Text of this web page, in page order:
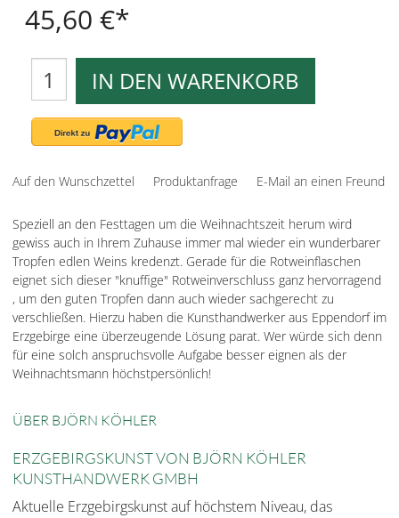
45,60 €
IN DEN WARENKORB
Auf den Wunschzettel Produktanfrage E-Mail an einen Freund
Speziell an den Festtagen um die Weihnachtszeit herum wird
gewiss auch in Ihrem Zuhause immer mal wieder ein wunderbarer
Tropfen edlen Weins kredenzt. Gerade für die Rotweinflaschen
eignet sich dieser "knuffige" Rotweinverschluss ganz hervorragend
, um den guten Tropfen dann auch wieder sachgerecht zu
verschließen. Hierzu haben die Kunsthandwerker aus Eppendorf im
Erzgebirge eine überzeugende Lösung parat. Wer würde sich denn
für eine solch anspruchsvolle Aufgabe besser eignen als der
Weihnachtsmann höchstpersönlich!
ÜBER BJÖRN KÖHLER
ERZGEBIRGSKUNST VON BJÖRN KÖHLER
KUNSTHANDWERK GMBH
Aktuelle Erzgebirgskunst auf höchstem Niveau, das